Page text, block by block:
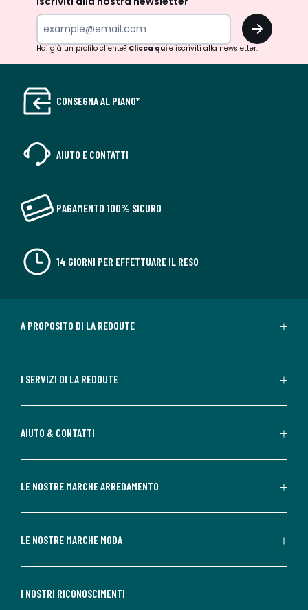
OK
Hai già un profilo cliente?Clicca quie iscriviti alla newsletter.
CONSEGNA AL PIANO*
AIUTO E CONTATTI
PAGAMENTO 100% SICURO
14 GIORNI PER EFFETTUARE IL RESO
A PROPOSITO DI LA REDOUTE
I SERVIZI DI LA REDOUTE
AIUTO & CONTATTI
LE NOSTRE MARCHE ARREDAMENTO
LE NOSTRE MARCHE MODA
I NOSTRI RICONOSCIMENTI